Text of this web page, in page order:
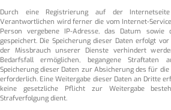
Durch eine Registrierung auf der
Verantwortlichen wird ferner die vom Internet-
Person vergebene IP-Adresse, das Datum
gespeichert. Die Speicherung dieser Daten erfolgt
der Missbrauch unserer Dienste verhindert
Bedarfsfall ermöglichen, begangene
Speicherung dieser Daten zur Absicherung des für
erforderlich. Eine Weitergabe dieser Daten an Dritte
keine gesetzliche Pflicht zur Weitergabe
Strafverfolgung dient.